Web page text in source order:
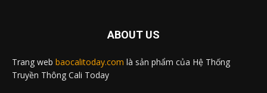
ABOUT US
Trang web baocalitoday.com là sản phẩm của Hệ Thống
Truyền Thông Cali Today